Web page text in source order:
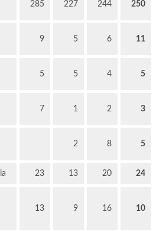
285 227 244 250
9 5 6 11
5 5 4 5
7 1 2 3
2 8 5
23 13 20 24
13 9 16 10